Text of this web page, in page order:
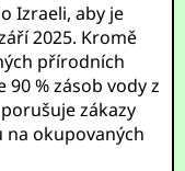
Izraeli, aby je
2025. Kromě
přírodních
% zásob vody z
zákazy
na okupovaných